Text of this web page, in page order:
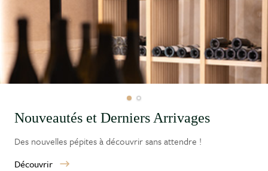
Nouveautés et Derniers Arrivages
Des nouvelles pépites à découvrir sans attendre !
Découvrir